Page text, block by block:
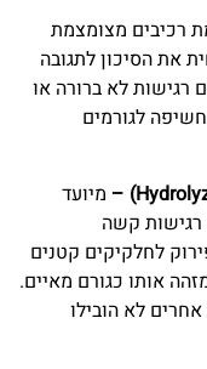
רכיבים מצומצמת
את הסיכון לתגובה
רגישות לא ברורה או
לגורמים
מיועד
רגישות קשה
לחלקיקים קטנים
אותו כגורם מאיים.
לא הובילו